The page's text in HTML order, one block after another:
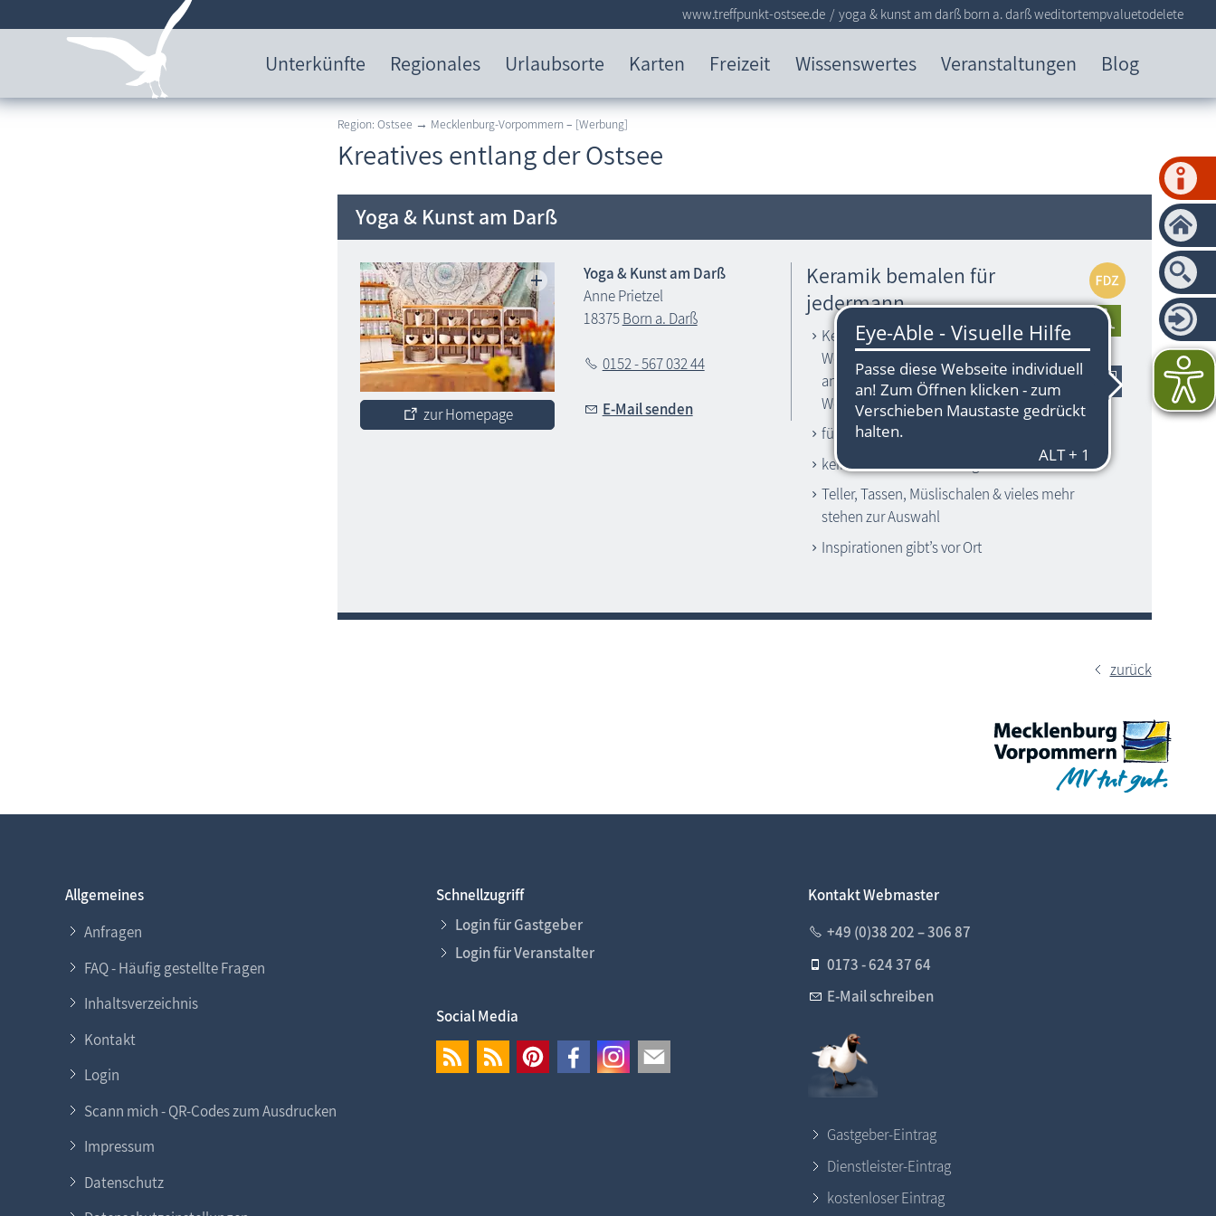
Unterkünfte Regionales Urlaubsorte Karten Freizeit Wissenswertes Veranstaltungen Blog
www.treffpunkt-ostsee.de yoga & kunst am darß born a. darß weditortempvaluetodelete
Region: Ostsee → Mecklenburg-Vorpommern– [Werbung]
Kreatives entlang der Ostsee
Yoga & Kunst am Darß
zur Homepage
Yoga & Kunst am Darß
Anne Prietzel
18375Born a. Darß
0152 - 567 032 44
E-Mail senden
Keramik bemalen für
jedermann
Keramik selber bemalen – Kreativ-
Workshop während des Regional­marktes
an der Darßer Arche in Wieck, Bliesenrader
Weg 2
für Erwachsene & Kinder
keine Vorkenntnisse nötig
Teller, Tassen, Müslischalen & vieles mehr
stehen zur Auswahl
Inspirationen gibt’s vor Ort
zurück
Allgemeines
Anfragen
FAQ - Häufig gestellte Fragen
Inhaltsverzeichnis
Kontakt
Login
Scann mich - QR-Codes zum Ausdrucken
Impressum
Datenschutz
Schnellzugriff
Login für Gastgeber
Login für Veranstalter
Social Media
Kontakt Webmaster
+49 (0)38 202 – 306 87
0173 - 624 37 64
E-Mail schreiben
Gastgeber-Eintrag
Dienstleister-Eintrag
kostenloser Eintrag